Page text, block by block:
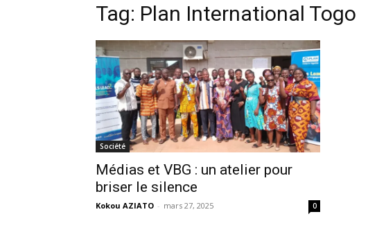
Tag: Plan International Togo
Société
Médias et VBG : un atelier pour
briser le silence
Kokou AZIATO - mars 27, 2025 0